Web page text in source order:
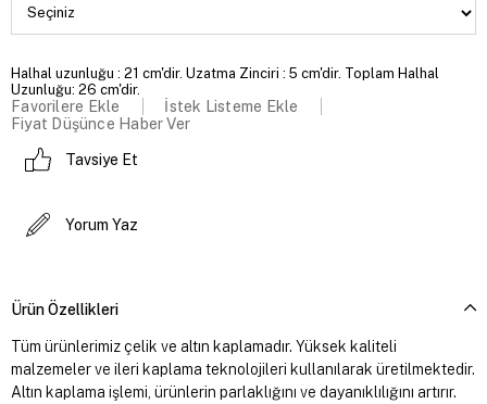
Halhal uzunluğu : 21 cm'dir. Uzatma Zinciri : 5 cm'dir. Toplam Halhal
Uzunluğu: 26 cm'dir.
Favorilere Ekle
İstek Listeme Ekle
Fiyat Düşünce Haber Ver
Tavsiye Et
Yorum Yaz
Ürün Özellikleri
Tüm ürünlerimiz çelik ve altın kaplamadır. Yüksek kaliteli
malzemeler ve ileri kaplama teknolojileri kullanılarak üretilmektedir.
Altın kaplama işlemi, ürünlerin parlaklığını ve dayanıklılığını artırır.